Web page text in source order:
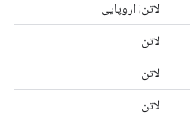
لاتن; اروپایی
لاتن
لاتن
لاتن